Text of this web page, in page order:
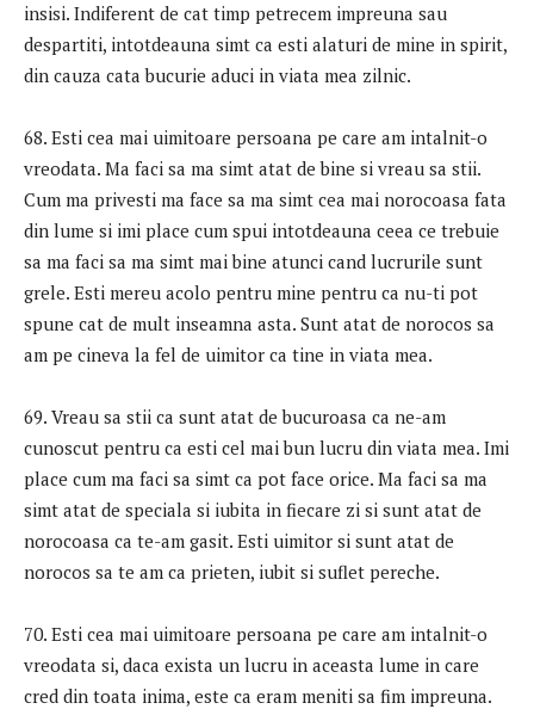
insisi. Indiferent de cat timp petrecem impreuna sau
despartiti, intotdeauna simt ca esti alaturi de mine in spirit,
din cauza cata bucurie aduci in viata mea zilnic.
68. Esti cea mai uimitoare persoana pe care am intalnit-o
vreodata. Ma faci sa ma simt atat de bine si vreau sa stii.
Cum ma privesti ma face sa ma simt cea mai norocoasa fata
din lume si imi place cum spui intotdeauna ceea ce trebuie
sa ma faci sa ma simt mai bine atunci cand lucrurile sunt
grele. Esti mereu acolo pentru mine pentru ca nu-ti pot
spune cat de mult inseamna asta. Sunt atat de norocos sa
am pe cineva la fel de uimitor ca tine in viata mea.
69. Vreau sa stii ca sunt atat de bucuroasa ca ne-am
cunoscut pentru ca esti cel mai bun lucru din viata mea. Imi
place cum ma faci sa simt ca pot face orice. Ma faci sa ma
simt atat de speciala si iubita in fiecare zi si sunt atat de
norocoasa ca te-am gasit. Esti uimitor si sunt atat de
norocos sa te am ca prieten, iubit si suflet pereche.
70. Esti cea mai uimitoare persoana pe care am intalnit-o
vreodata si, daca exista un lucru in aceasta lume in care
cred din toata inima, este ca eram meniti sa fim impreuna.